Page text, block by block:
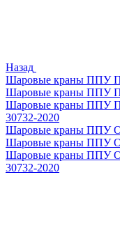
Назад
Шаровые краны ППУ
Шаровые краны ППУ
Шаровые краны ППУ
30732-2020
Шаровые краны ППУ
Шаровые краны ППУ
Шаровые краны ППУ
30732-2020